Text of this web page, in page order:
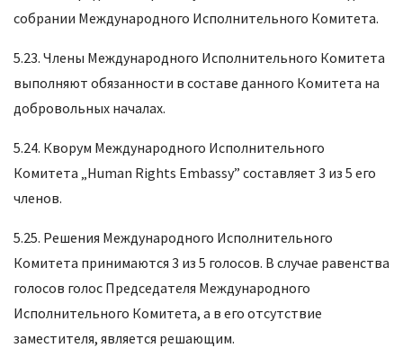
собрании Международного Исполнительного Комитета.
5.23. Члены Международного Исполнительного Комитета
выполняют обязанности в составе данного Комитета на
добровольных началах.
5.24. Кворум Международного Исполнительного
Комитета „Human Rights Embassy” составляет 3 из 5 его
членов.
5.25. Решения Международного Исполнительного
Комитета принимаются 3 из 5 голосов. В случае равенства
голосов голос Председателя Международного
Исполнительного Комитета, а в его отсутствие
заместителя, является решающим.